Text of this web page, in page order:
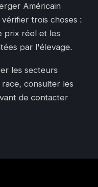
Américain
trois choses :
prix réel et les
par l'élevage.
les secteurs
consulter les
de contacter